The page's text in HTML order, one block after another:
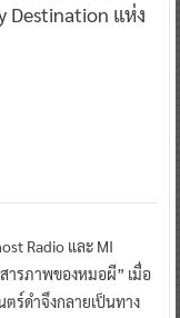
Destination แห่ง
Radio และ MI
ารภาพของหมอผี” เมื่อ
ร์ดำจึงกลายเป็นทาง